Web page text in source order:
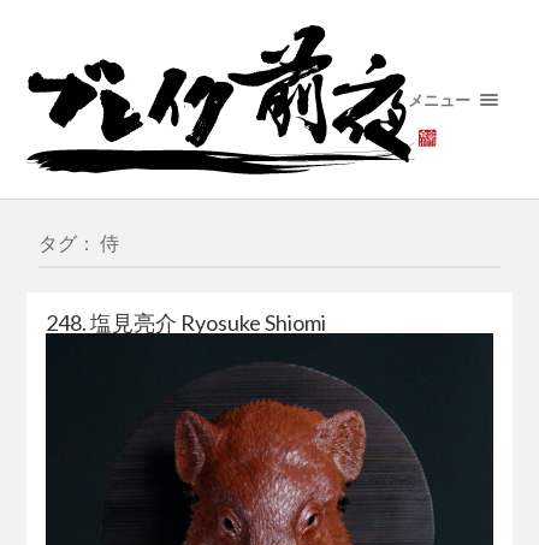
メニュー
タグ： 侍
248. 塩見亮介 Ryosuke Shiomi